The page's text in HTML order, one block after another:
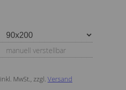
manuell verstellbar
inkl. MwSt., zzgl. Versand